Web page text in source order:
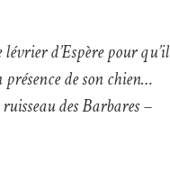
d’Espère pour qu’il
de son chien…
des Barbares –